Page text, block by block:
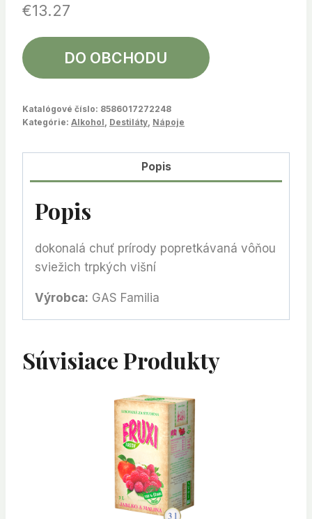
€13.27
DO OBCHODU
Katalógové číslo: 8586017272248
Kategórie: Alkohol Destiláty Nápoje
Popis
Popis
dokonalá chuť prírody popretkávaná vôňou
sviežich trpkých višní
Výrobca: GAS Familia
Súvisiace Produkty